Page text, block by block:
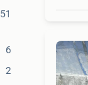
51
6
2